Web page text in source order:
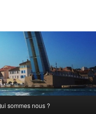
sommes nous ?